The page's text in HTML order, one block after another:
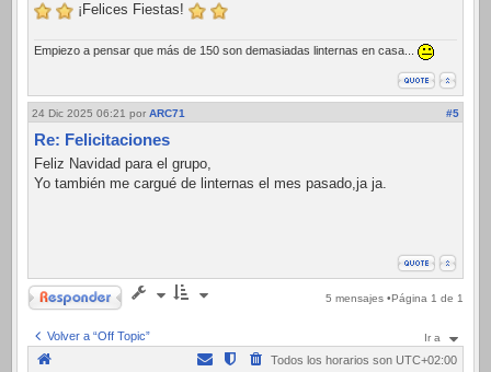
¡Felices Fiestas!
Empiezo a pensar que más de 150 son demasiadas linternas en casa...
24 Dic 2025 06:21 por ARC71 #5
Re: Felicitaciones
Feliz Navidad para el grupo,
Yo también me cargué de linternas el mes pasado,ja ja.
Responder 5 mensajes •Página 1 de 1
Volver a “Off Topic” Ir a
Todos los horarios son UTC+02:00